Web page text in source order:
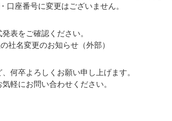
座番号に変更はございません。
表をご確認ください。
社名変更のお知らせ （外部）
何卒よろしくお願い申し上げます。
軽にお問い合わせください。